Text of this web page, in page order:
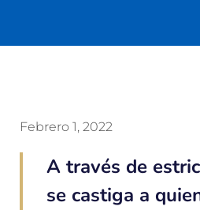
Febrero 1, 2022
A través de
se castiga a